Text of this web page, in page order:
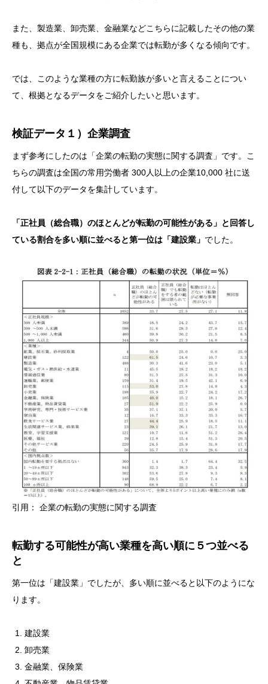
また、製造業、卸売業、金融業などこちらに記載したその他の業
種も、拠点が全国規模にある企業では転勤が多くなる傾向です。
では、このような業種の方に転勤族が多いと言えることについ
て、根拠となるデータをご紹介したいと思います。
検証データ１）企業調査
まず参考にしたのは「企業の転勤の実態に関する調査」です。こ
ちらの調査は全国の常用労働者 300人以上の企業10,000 社に送
付して以下のデータを集計しています。
「正社員（総合職）のほとんどが転勤の可能性がある」と回答し
ている割合を多い順に並べると第一位は「建設業」 でした。
引用： 企業の転勤の実態に関する調査
転勤する可能性が高い業種を高い順に５つ並べる
と
第一位は「建設業」でしたが、多い順に並べると以下のようにな
ります。
建設業
卸売業
金融業、保険業